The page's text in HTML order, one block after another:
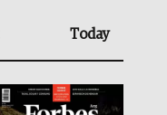
Today